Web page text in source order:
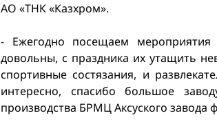
АО «ТНК «Казхром».
- Ежегодно посещаем мероприятия
довольны, с праздника их утащить
спортивные состязания, и
интересно, спасибо большое
производства БРМЦ Аксуского